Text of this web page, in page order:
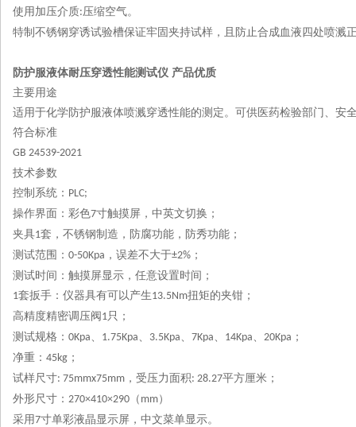
使用加压介质:压缩空气。
特制不锈钢穿诱试验槽保证牢固夹持试样，且防止合成血液四处喷溅
防护服液体耐压穿透性能测试仪 产品优质
主要用途
适用于化学防护服液体喷溅穿透性能的测定。可供医药检验部门、安
符合标准
GB 24539-2021
技术参数
控制系统： PLC;
操作界面：彩色7寸触摸屏，中英文切换；
夹具1套，不锈钢制造，防腐功能，防秀功能；
测试范围： 0-50Kpa ，误差不大于±2% ；
测试时间：触摸屏显示，任意设置时间；
1套扳手：仪器具有可以产生13.5Nm扭矩的夹钳；
高精度精密调压阀 1只；
测试规格： 0Kpa、 1.75Kpa、 3.5Kpa、 7Kpa、 14Kpa、 20Kpa ；
净重： 45kg ；
试样尺寸: 75mmx75mm ，受压力面积: 28.27平方厘米；
外形尺寸： 270×410×290 （ mm）
采用7寸单彩液晶显示屏，中文菜单显示。